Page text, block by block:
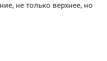
не только верхнее, но